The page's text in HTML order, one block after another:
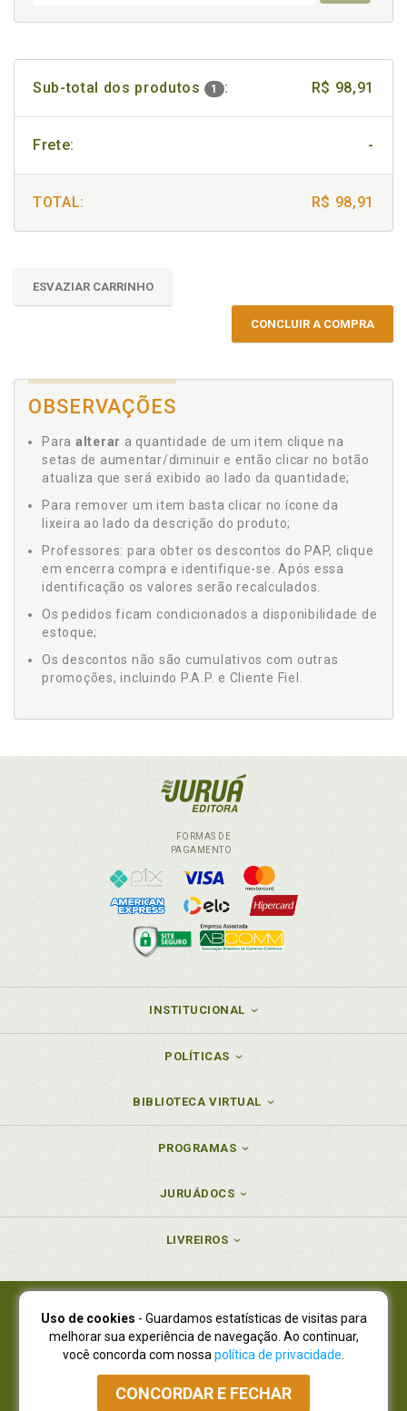
Sub-total dos produtos 1 : R$ 98,91
Frete: -
TOTAL: R$ 98,91
ESVAZIAR CARRINHO
CONCLUIR A COMPRA
OBSERVAÇÕES
Para alterar a quantidade de um item clique na
setas de aumentar/diminuir e então clicar no botão
atualiza que será exibido ao lado da quantidade;
Para remover um item basta clicar no ícone da
lixeira ao lado da descrição do produto;
Professores: para obter os descontos do PAP, clique
em encerra compra e identifique-se. Após essa
identificação os valores serão recalculados.
Os pedidos ficam condicionados a disponibilidade de
estoque;
Os descontos não são cumulativos com outras
promoções, incluindo P.A.P. e Cliente Fiel.
FORMAS DE
PAGAMENTO
INSTITUCIONAL
POLÍTICAS
BIBLIOTECA VIRTUAL
PROGRAMAS
JURUÁDOCS
LIVREIROS
Juruá Editora Ltda., CNPJ 77.535.508/0001-19
Juruá Informática Ltda., CNPJ 01.701.561/0001-80
NOVO ENDEREÇO:R. Flávio Dallegrave, 7665, São Lourenço |
Curitiba - Paraná - CEP 82210-310
Atendimento: (41) 4009-3900|Vendas Atacado: (41) 4009-3939
Uso de cookies - Guardamos estatísticas de visitas para
melhorar sua experiência de navegação. Ao continuar,
você concorda com nossa política de privacidade
CONCORDAR E FECHAR